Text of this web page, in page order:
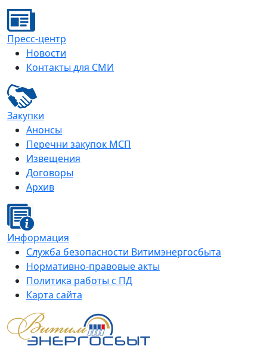
Пресс-центр
Новости
Контакты для СМИ
Закупки
Анонсы
Перечни закупок МСП
Извещения
Договоры
Архив
Информация
Служба безопасности Витимэнергосбыта
Нормативно-правовые акты
Политика работы с ПД
Карта сайта